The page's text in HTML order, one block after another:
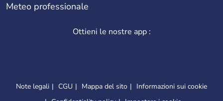
Meteo professionale
Ottieni le nostre app :
Note legali CGU Mappa del sito
Informazioni sui cookie